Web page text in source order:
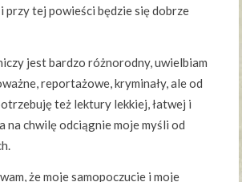
przy tej powieści będzie się dobrze
jest bardzo różnorodny, uwielbiam
reportażowe, kryminały, ale od
też lektury lekkiej, łatwej i
na chwilę odciągnie moje myśli od
że moje samopoczucie i moje